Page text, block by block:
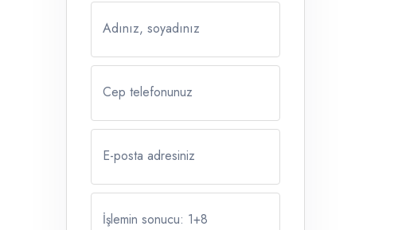
Adınız, soyadınız
Cep telefonunuz
E-posta adresiniz
İşlemin sonucu: 1+8